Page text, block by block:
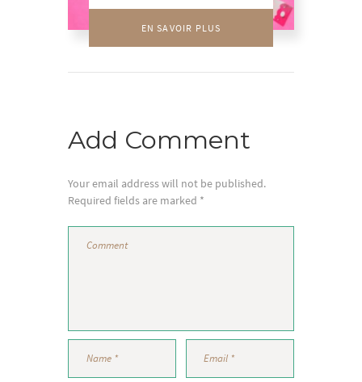
EN SAVOIR PLUS
Add Comment
Your email address will not be published.
Required fields are marked *